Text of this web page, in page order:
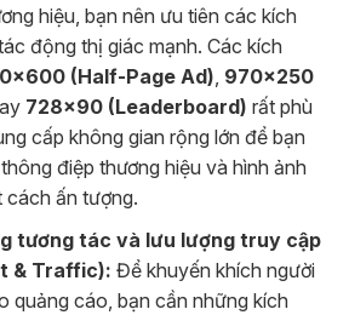
hiệu, bạn nên ưu tiên các kích
động thị giác mạnh. Các kích
(Half-Page Ad), 970×250
728×90 (Leaderboard) rất phù
cấp không gian rộng lớn để bạn
điệp thương hiệu và hình ảnh
cách ấn tượng.
tương tác và lưu lượng truy cập
& Traffic): Để khuyến khích người
quảng cáo, bạn cần những kích